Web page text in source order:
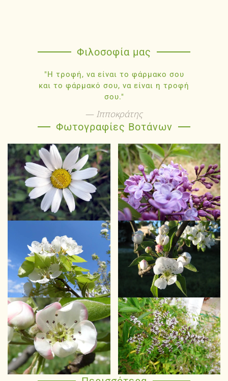
Φιλοσοφία μας
"Η τροφή, να είναι το φάρμακο σου
και το φάρμακό σου, να είναι η τροφή
σου."
Ιπποκράτης
Φωτογραφίες Βοτάνων